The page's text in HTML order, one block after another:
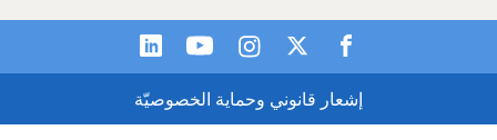
إشعار قانوني وحماية الخصوصيّة